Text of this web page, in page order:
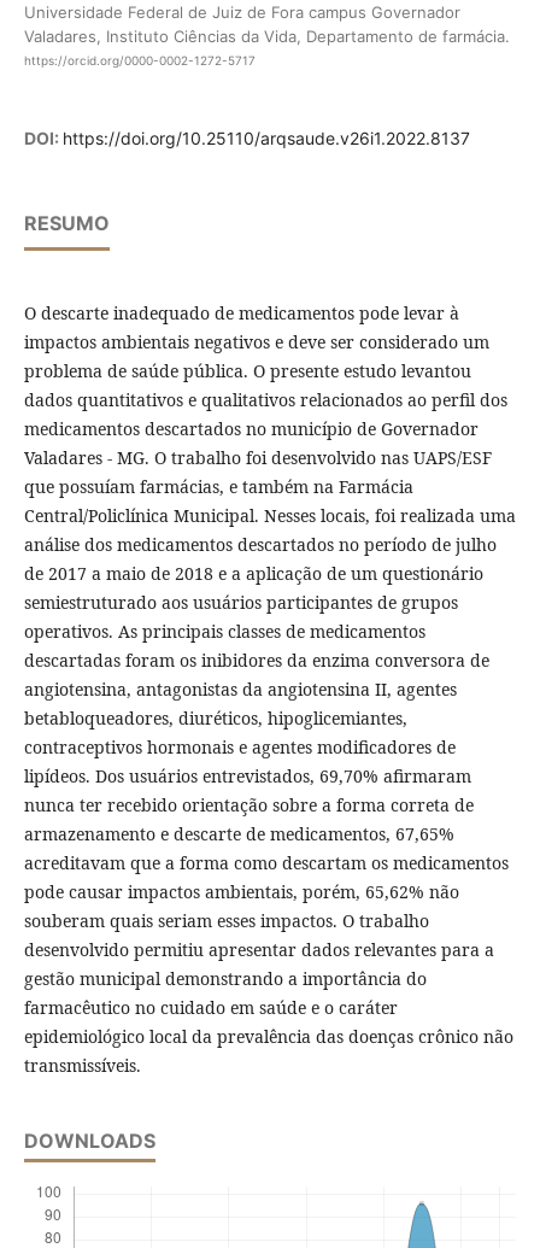
Universidade Federal de Juiz de Fora campus Governador
Valadares, Instituto Ciências da Vida, Departamento de farmácia.
https://orcid.org/0000-0002-1272-5717
DOI: https://doi.org/10.25110/arqsaude.v26i1.2022.8137
RESUMO
O descarte inadequado de medicamentos pode levar à
impactos ambientais negativos e deve ser considerado um
problema de saúde pública. O presente estudo levantou
dados quantitativos e qualitativos relacionados ao perfil dos
medicamentos descartados no município de Governador
Valadares - MG. O trabalho foi desenvolvido nas UAPS/ESF
que possuíam farmácias, e também na Farmácia
Central/Policlínica Municipal. Nesses locais, foi realizada uma
análise dos medicamentos descartados no período de julho
de 2017 a maio de 2018 e a aplicação de um questionário
semiestruturado aos usuários participantes de grupos
operativos. As principais classes de medicamentos
descartadas foram os inibidores da enzima conversora de
angiotensina, antagonistas da angiotensina II, agentes
betabloqueadores, diuréticos, hipoglicemiantes,
contraceptivos hormonais e agentes modificadores de
lipídeos. Dos usuários entrevistados, 69,70% afirmaram
nunca ter recebido orientação sobre a forma correta de
armazenamento e descarte de medicamentos, 67,65%
acreditavam que a forma como descartam os medicamentos
pode causar impactos ambientais, porém, 65,62% não
souberam quais seriam esses impactos. O trabalho
desenvolvido permitiu apresentar dados relevantes para a
gestão municipal demonstrando a importância do
farmacêutico no cuidado em saúde e o caráter
epidemiológico local da prevalência das doenças crônico não
transmissíveis.
DOWNLOADS